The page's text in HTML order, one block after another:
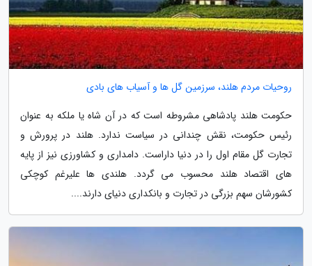
روحیات مردم هلند، سرزمین گل ها و آسیاب های بادی
حکومت هلند پادشاهی مشروطه است که در آن شاه یا ملکه به عنوان
رئیس حکومت، نقش چندانی در سیاست ندارد. هلند در پرورش و
تجارت گل مقام اول را در دنیا داراست. دامداری و کشاورزی نیز از پایه
های اقتصاد هلند محسوب می گردد. هلندی ها علیرغم کوچکی
کشورشان سهم بزرگی در تجارت و بانکداری دنیای دارند....